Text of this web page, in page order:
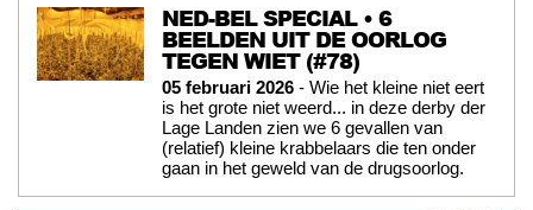
NED-BEL SPECIAL • 6
BEELDEN UIT DE OORLOG
TEGEN WIET (#78)
05 februari 2026 - Wie het kleine niet eert
is het grote niet weerd... in deze derby der
Lage Landen zien we 6 gevallen van
(relatief) kleine krabbelaars die ten onder
gaan in het geweld van de drugsoorlog.